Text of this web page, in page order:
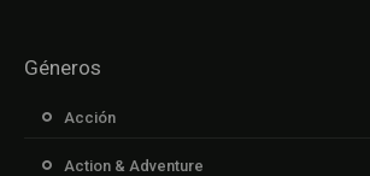
Géneros
Acción
Action & Adventure